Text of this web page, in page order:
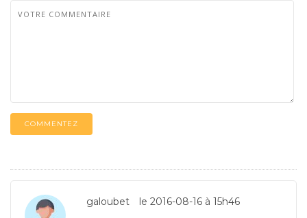
COMMENTEZ
galoubet le 2016-08-16 à 15h46